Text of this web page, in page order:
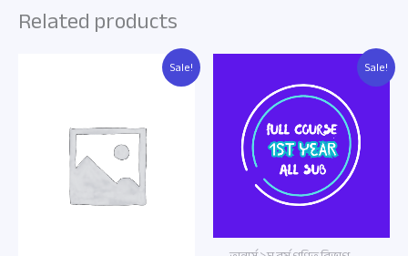
Related products
Sale!
Current
price Sale!
Original
was:
6,630.00৳.
Current
price